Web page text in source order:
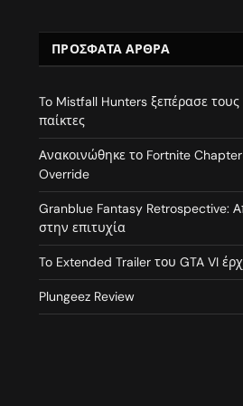
ΠΡΌΣΦΑΤΑ ΆΡΘΡΑ
To Mistfall Hunters ξεπέρασε τους
παίκτες
Ανακοινώθηκε το Fortnite
Override
Granblue Fantasy Retrospective:
στην επιτυχία
To Extended Trailer του GTA VI
Plungeez Review